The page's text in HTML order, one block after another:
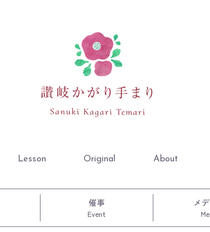
Lesson Original About
催事
Event
メ